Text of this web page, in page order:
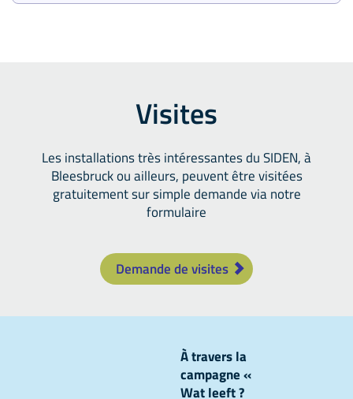
Visites
Les installations très intéressantes du SIDEN, à
Bleesbruck ou ailleurs, peuvent être visitées
gratuitement sur simple demande via notre
formulaire
Demande de visites
À travers la
campagne «
Wat leeft ?